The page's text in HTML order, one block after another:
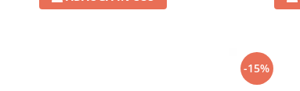
-15%